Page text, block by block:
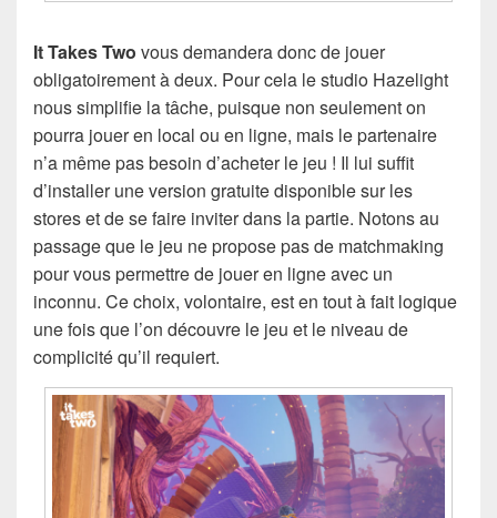
It Takes Two vous demandera donc de jouer
obligatoirement à deux. Pour cela le studio Hazelight
nous simplifie la tâche, puisque non seulement on
pourra jouer en local ou en ligne, mais le partenaire
n’a même pas besoin d’acheter le jeu ! Il lui suffit
d’installer une version gratuite disponible sur les
stores et de se faire inviter dans la partie. Notons au
passage que le jeu ne propose pas de matchmaking
pour vous permettre de jouer en ligne avec un
inconnu. Ce choix, volontaire, est en tout à fait logique
une fois que l’on découvre le jeu et le niveau de
complicité qu’il requiert.